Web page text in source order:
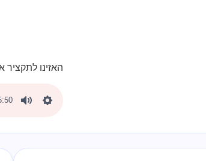
האזינו לתקציר